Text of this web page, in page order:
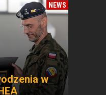
NEWS
w